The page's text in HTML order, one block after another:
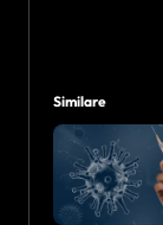
Similare